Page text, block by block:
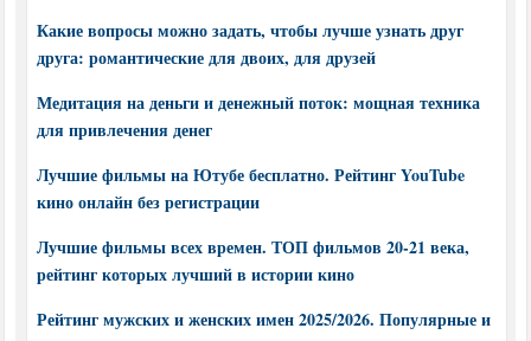
Какие вопросы можно задать, чтобы лучше узнать друг
друга: романтические для двоих, для друзей
Медитация на деньги и денежный поток: мощная техника
для привлечения денег
Лучшие фильмы на Ютубе бесплатно. Рейтинг YouTube
кино онлайн без регистрации
Лучшие фильмы всех времен. ТОП фильмов 20-21 века,
рейтинг которых лучший в истории кино
Рейтинг мужских и женских имен 2025/2026. Популярные и